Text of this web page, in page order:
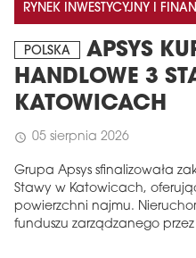
RYNEK INWESTYCYJNY I
POLSKA
APSYS
HANDLOWE 3
KATOWICACH
schedule 05 sierpnia 2026
Grupa Apsys sfinalizowała
Stawy w Katowicach,
powierzchni najmu.
funduszu zarządzanego